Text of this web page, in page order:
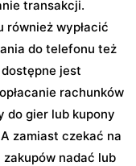
transakcji.
również wypłacić
do telefonu też
jest
rachunków
do gier lub kupony
zamiast czekać na
nadać lub